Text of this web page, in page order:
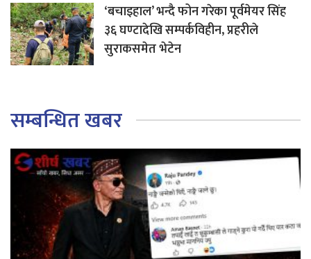
‘बचाइहाल’ भन्दै फोन गरेका पूर्वमेयर सिंह
३६ घण्टादेखि सम्पर्कविहीन, प्रहरीले
सुराकसमेत भेटेन
सम्बन्धित खबर